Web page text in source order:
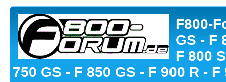
F800-
GS - F
F 800
750 GS - F 850 GS - F 900 R - F